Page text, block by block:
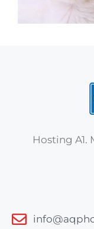
Hosting A1.